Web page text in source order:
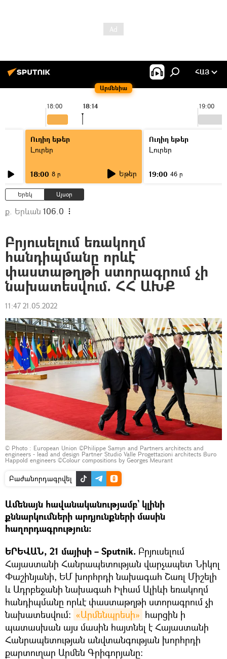
Արմենիա
ՀԱՅ
18:00 19:00
18:14
Ուղիղ եթեր
Լուրեր
18:00 8 ր Եթեր
Ուղիղ եթեր
Լուրեր
19:00 46 ր
Երեկ Այսօր
ք. Երևան 106.0
Բրյուսելում եռակողմ
հանդիպմանը որևէ
փաստաթղթի ստորագրում չի
նախատեսվում. ՀՀ ԱԽՔ
11:47 21.05.2022
© Photo : European Union ©Philippe Samyn and Partners architects and
engineers - lead and design Partner Studio Valle Progettazioni architects Buro
Happold engineers ©Colour compositions by Georges Meurant
Բաժանորդագրվել
Ամենայն հավանականությամբ` կլինի
քննարկումների արդյունքների մասին
հաղորդագրություն:
ԵՐԵՎԱՆ, 21 մայիսի – Sputnik. Բրյուսելում
Հայաստանի Հանրապետության վարչապետ Նիկոլ
Փաշինյանի, ԵՄ խորհրդի նախագահ Շառլ Միշելի
և Ադրբեջանի նախագահ Իլհամ Ալիևի եռակողմ
հանդիպմանը որևէ փաստաթղթի ստորագրում չի
նախատեսվում։ «Արմենպրեսի» հարցին ի
պատասխան այս մասին հայտնել է Հայաստանի
Հանրապետության անվտանգության խորհրդի
քարտուղար Արմեն Գրիգորյանը։